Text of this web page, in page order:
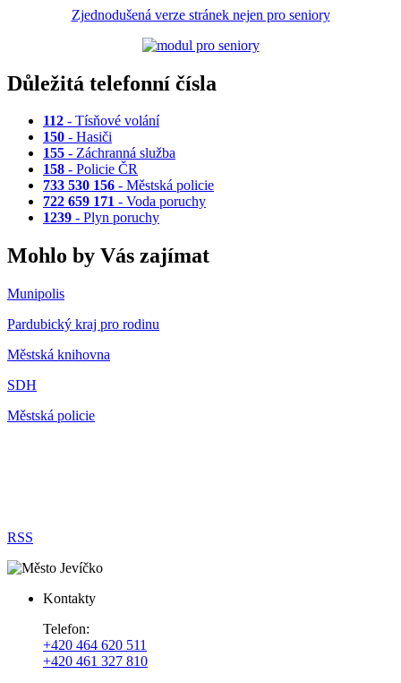
Zjednodušená verze stránek nejen pro seniory
Důležitá telefonní čísla
112 - Tísňové volání
150 - Hasiči
155 - Záchranná služba
158 - Policie ČR
733 530 156 - Městská policie
722 659 171 - Voda poruchy
1239 - Plyn poruchy
Mohlo by Vás zajímat
Munipolis
Pardubický kraj pro rodinu
Městská knihovna
SDH
Městská policie
RSS
Kontakty
Telefon:
+420 464 620 511
+420 461 327 810